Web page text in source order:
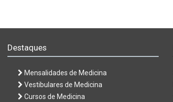
Destaques
Mensalidades de Medicina
Vestibulares de Medicina
Cursos de Medicina